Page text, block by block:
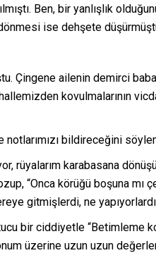
Ben, bir yanlışlık
ise dehşete
ailenin demirci
kovulmalarının
notlarımızı bildireceğini
rüyalarım karabasana
“Onca körüğü boşuna
gitmişlerdi, ne
bir ciddiyetle “Betimleme
üzerine uzun uzun